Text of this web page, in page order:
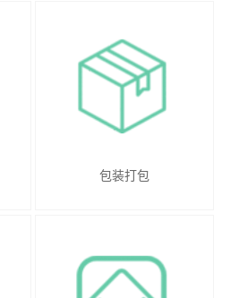
包装打包